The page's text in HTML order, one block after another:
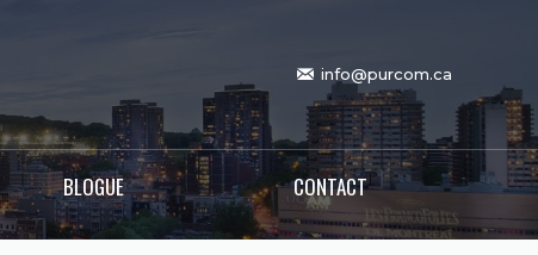
info@purcom.ca
BLOGUE CONTACT